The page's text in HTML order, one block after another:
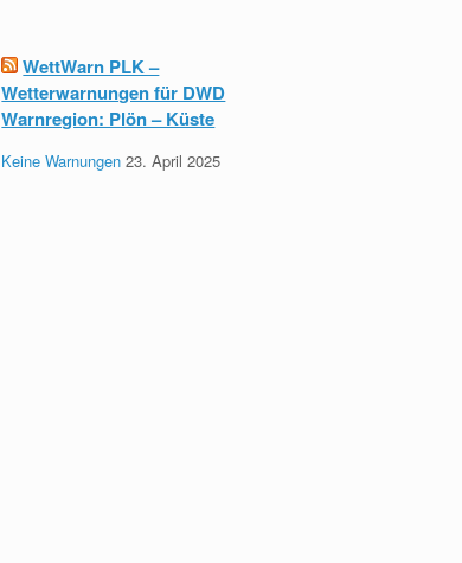
WettWarn PLK –
Wetterwarnungen für DWD
Warnregion: Plön – Küste
Keine Warnungen 23. April 2025